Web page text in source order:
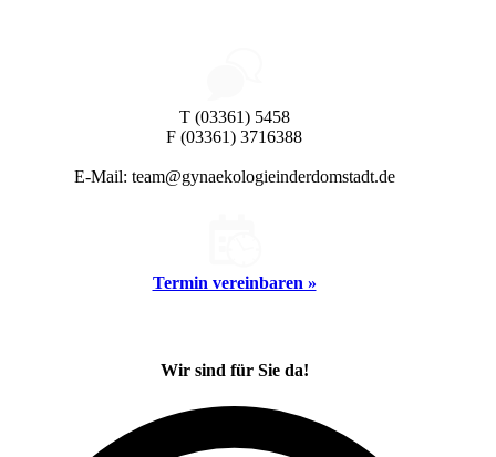
T (03361) 5458
F (03361) 3716388
E-Mail: team@gynaekologieinderdomstadt.de
Termin vereinbaren »
Wir sind für Sie da!